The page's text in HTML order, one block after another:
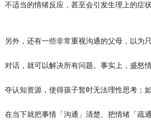
不适当的情绪反应，甚至会引发生理上的症状
另外，还有一些非常重视沟通的父母，以为
对话，就可以解决所有问题。事实上，盛怒
夺认知资源，使得孩子暂时无法理性思考；
在当下就把事情「沟通」清楚、把情绪「疏